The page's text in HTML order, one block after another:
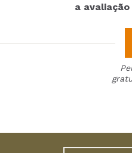
a avaliação